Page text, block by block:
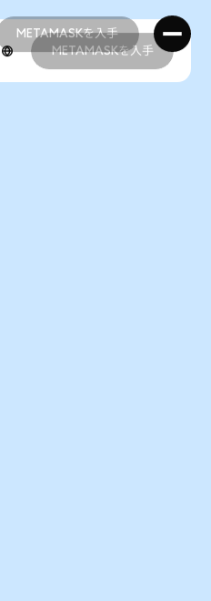
METAMASKを入手
METAMASKを入手
METAMASKを入手